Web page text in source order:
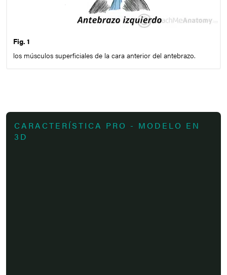
Fig. 1
los músculos superficiales de la cara anterior del antebrazo.
CARACTERÍSTICA PRO - MODELO EN
3D